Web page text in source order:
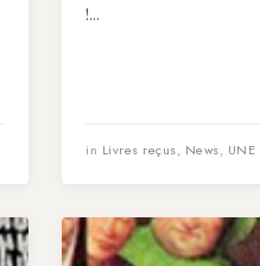
!...
in Livres reçus, News, UNE